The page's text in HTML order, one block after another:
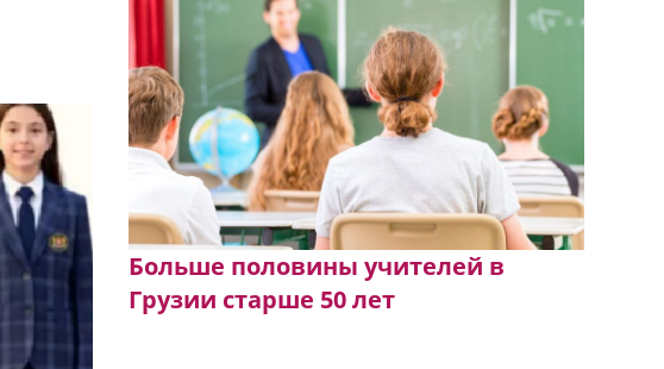
Больше половины учителей в
Грузии старше 50 лет